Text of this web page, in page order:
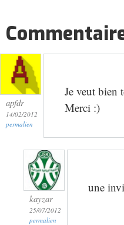
apfdr
14/02/2012
permalien
Je veut bien
Merci :)
kayzar
25/07/2012
permalien
une